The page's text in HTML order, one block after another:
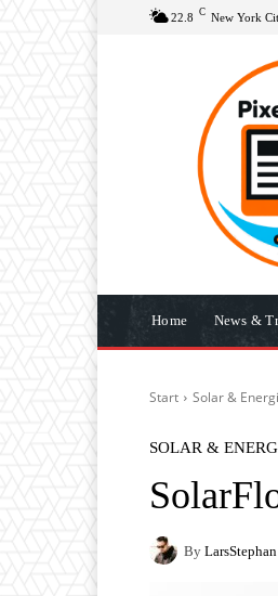
22.8 C New York
Home News &
Start Solar &
SOLAR &
By LarsStephan